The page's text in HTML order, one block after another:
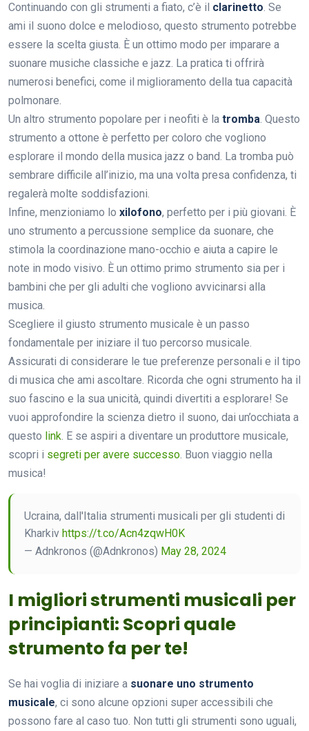
Continuando con gli strumenti a fiato, c’è il clarinetto. Se
ami il suono dolce e melodioso, questo strumento potrebbe
essere la scelta giusta. È un ottimo modo per imparare a
suonare musiche classiche e jazz. La pratica ti offrirà
numerosi benefici, come il miglioramento della tua capacità
polmonare.
Un altro strumento popolare per i neofiti è la tromba. Questo
strumento a ottone è perfetto per coloro che vogliono
esplorare il mondo della musica jazz o band. La tromba può
sembrare difficile all’inizio, ma una volta presa confidenza, ti
regalerà molte soddisfazioni.
Infine, menzioniamo lo xilofono, perfetto per i più giovani. È
uno strumento a percussione semplice da suonare, che
stimola la coordinazione mano-occhio e aiuta a capire le
note in modo visivo. È un ottimo primo strumento sia per i
bambini che per gli adulti che vogliono avvicinarsi alla
musica.
Scegliere il giusto strumento musicale è un passo
fondamentale per iniziare il tuo percorso musicale.
Assicurati di considerare le tue preferenze personali e il tipo
di musica che ami ascoltare. Ricorda che ogni strumento ha il
suo fascino e la sua unicità, quindi divertiti a esplorare! Se
vuoi approfondire la scienza dietro il suono, dai un’occhiata a
questo link. E se aspiri a diventare un produttore musicale,
scopri i segreti per avere successo. Buon viaggio nella
musica!
Ucraina, dall'Italia strumenti musicali per gli studenti di
Kharkiv https://t.co/Acn4zqwH0K
— Adnkronos (@Adnkronos) May 28, 2024
I migliori strumenti musicali per
principianti: Scopri quale
strumento fa per te!
Se hai voglia di iniziare a suonare uno strumento
musicale, ci sono alcune opzioni super accessibili che
possono fare al caso tuo. Non tutti gli strumenti sono uguali,